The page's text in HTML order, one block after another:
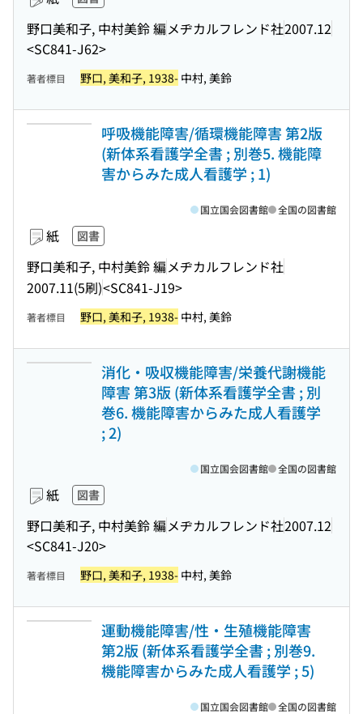
野口美和子, 中村美鈴 編 メヂカルフレンド社2007.12
<SC841-J62>
著者標目 野口, 美和子, 1938- 中村, 美鈴
呼吸機能障害/循環機能障害 第2版
(新体系看護学全書 ; 別巻5. 機能障
害からみた成人看護学 ; 1)
紙 図書
野口美和子, 中村美鈴 編 メヂカルフレンド社
2007.11(5刷)<SC841-J19>
国立国会図書館 全国の図書館
著者標目 野口, 美和子, 1938- 中村, 美鈴
消化・吸収機能障害/栄養代謝機能
障害 第3版 (新体系看護学全書 ; 別
巻6. 機能障害からみた成人看護学
; 2)
紙 図書
野口美和子, 中村美鈴 編 メヂカルフレンド社2007.12
<SC841-J20>
国立国会図書館 全国の図書館
著者標目 野口, 美和子, 1938- 中村, 美鈴
運動機能障害/性・生殖機能障害
第2版 (新体系看護学全書 ; 別巻9.
機能障害からみた成人看護学 ; 5)
国立国会図書館 全国の図書館